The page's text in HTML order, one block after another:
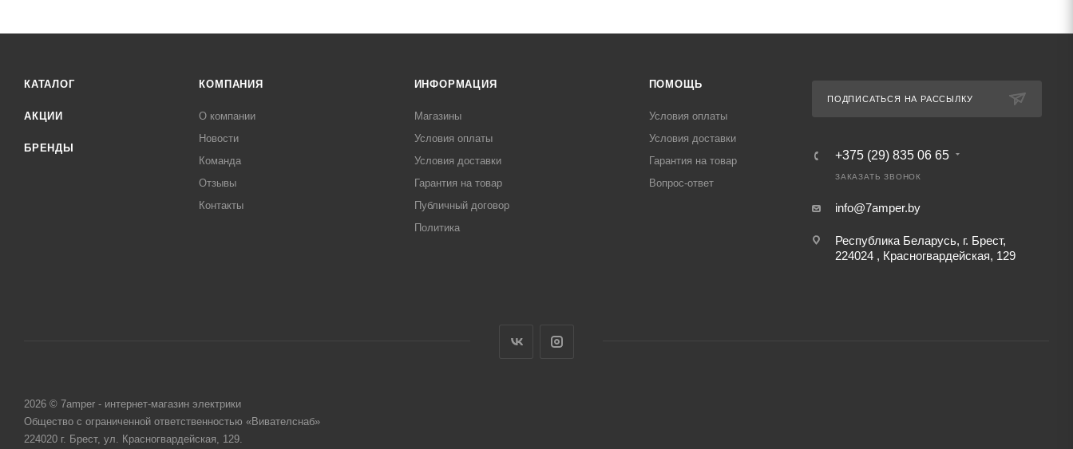
КАТАЛОГ
АКЦИИ
БРЕНДЫ
КОМПАНИЯ
О компании
Новости
Команда
Отзывы
Контакты
ИНФОРМАЦИЯ
Магазины
Условия оплаты
Условия доставки
Гарантия на товар
Публичный договор
Политика
ПОМОЩЬ
Условия оплаты
Условия доставки
Гарантия на товар
Вопрос-ответ
ПОДПИСАТЬСЯ НА РАССЫЛКУ
+375 (29) 835 06 65
ЗАКАЗАТЬ ЗВОНОК
info@7amper.by
Республика Беларусь, г. Брест,
224024 , Красногвардейская, 129
2026 © 7amper - интернет-магазин электрики
Общество с ограниченной ответственностью «Вивателснаб»
224020 г. Брест, ул. Красногвардейская, 129.